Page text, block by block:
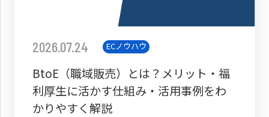
2026.07.24 ECノウハウ
BtoE（職域販売）とは？メリット・福
利厚生に活かす仕組み・活用事例をわ
かりやすく解説